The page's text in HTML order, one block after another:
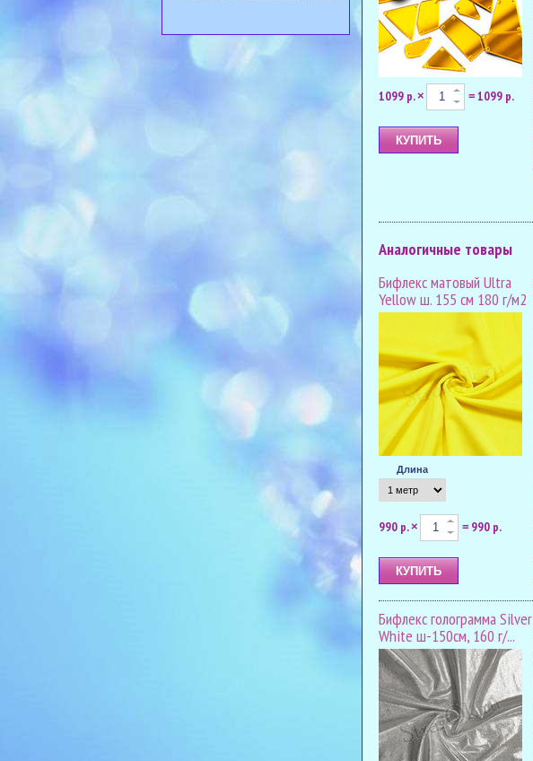
1099 р.× = 1099 р.
Аналогичные товары
Бифлекс матовый Ultra
Yellow ш. 155 см 180 г/м2
Длина
990 р.× = 990 р.
Бифлекс голограмма Silver
White ш-150см, 160 г/...